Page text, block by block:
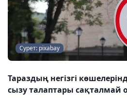
Сурет: pixabay
Тараздың негізгі
сызу талаптары сақталмай